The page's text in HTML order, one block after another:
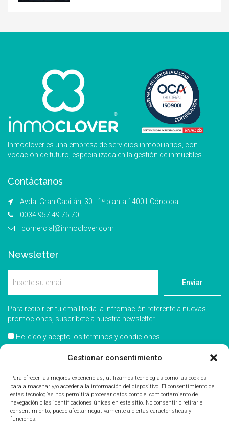
Gestionar consentimiento
Para ofrecer las mejores experiencias, utilizamos tecnologías como las cookies
para almacenar y/o acceder a la información del dispositivo. El consentimiento de
estas tecnologías nos permitirá procesar datos como el comportamiento de
navegación o las identificaciones únicas en este sitio. No consentir o retirar el
consentimiento, puede afectar negativamente a ciertas características y
funciones.
Inmoclover es una empresa de servicios inmobiliarios, con
vocación de futuro, especializada en la gestión de inmuebles.
Contáctanos
Avda. Gran Capitán, 30 - 1ª planta 14001 Córdoba
0034 957 49 75 70
comercial@inmoclover.com
Newsletter
Enviar
Para recibir en tu email toda la infromación referente a nuevas
promociones, suscríbete a nuestra newsletter
He leído y acepto los términos y condiciones
Acepto recibir información comercial